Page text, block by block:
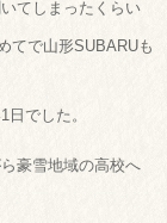
てしまったくらい
てで山形SUBARUも
でした。
豪雪地域の高校へ